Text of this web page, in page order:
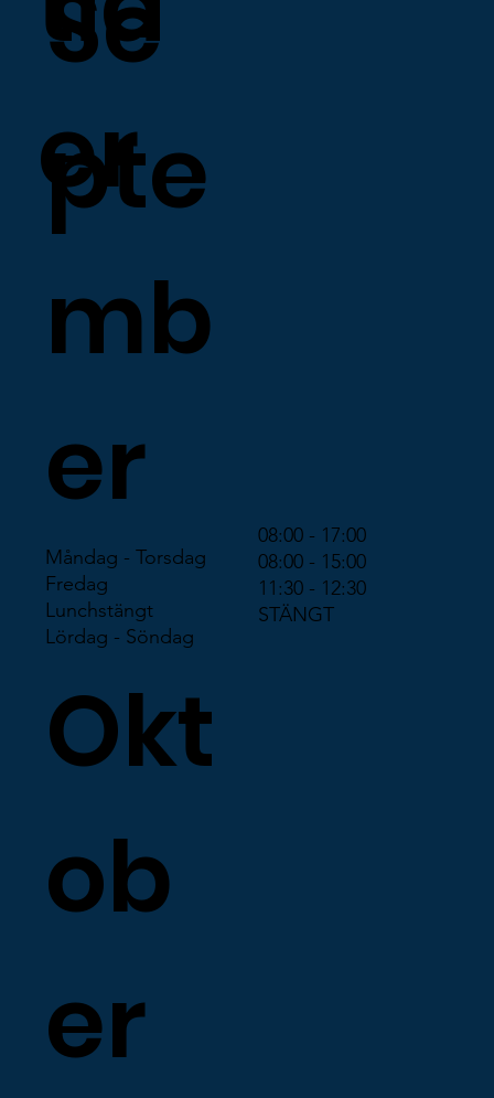
er
Se
pte
mb
er
Måndag - Torsdag
Fredag
Lunchstängt
Lördag - Söndag
08:00 - 17:00
08:00 - 15:00
11:30 - 12:30
STÄNGT
Okt
ob
er